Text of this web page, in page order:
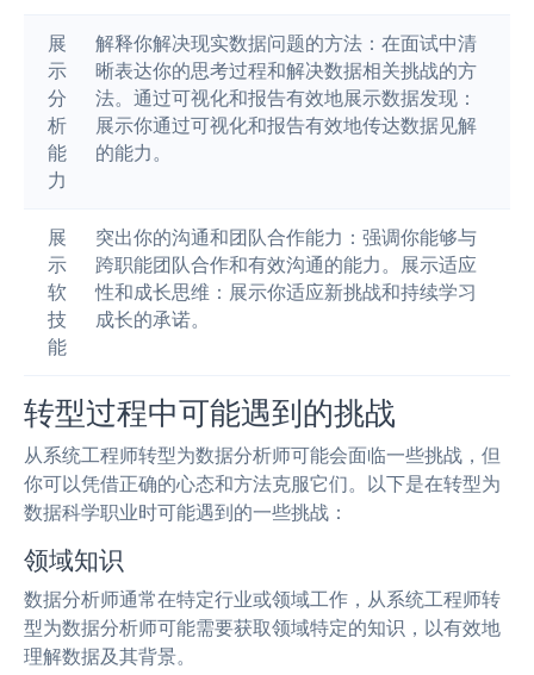
展
示
分
析
能
力
解释你解决现实数据问题的方法：在面试中清
晰表达你的思考过程和解决数据相关挑战的方
法。通过可视化和报告有效地展示数据发现：
展示你通过可视化和报告有效地传达数据见解
的能力。
展
示
软
技
能
突出你的沟通和团队合作能力：强调你能够与
跨职能团队合作和有效沟通的能力。展示适应
性和成长思维：展示你适应新挑战和持续学习
成长的承诺。
转型过程中可能遇到的挑战
从系统工程师转型为数据分析师可能会面临一些挑战，但
你可以凭借正确的心态和方法克服它们。以下是在转型为
数据科学职业时可能遇到的一些挑战：
领域知识
数据分析师通常在特定行业或领域工作，从系统工程师转
型为数据分析师可能需要获取领域特定的知识，以有效地
理解数据及其背景。